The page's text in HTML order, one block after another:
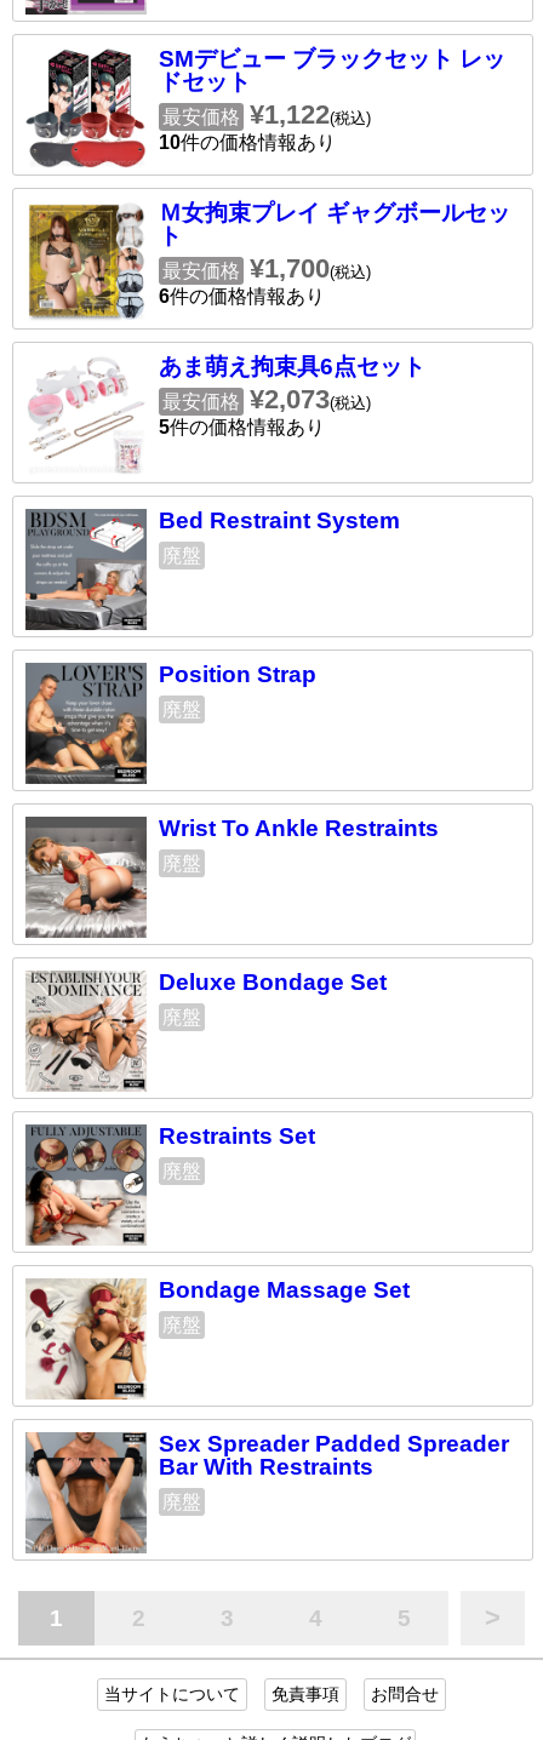
SMデビュー ブラックセット レッ
ドセット
最安価格 ¥1,122(税込)
10件の価格情報あり
Ｍ女拘束プレイ ギャグボールセッ
ト
最安価格 ¥1,700(税込)
6件の価格情報あり
あま萌え拘束具6点セット
最安価格 ¥2,073(税込)
5件の価格情報あり
Bed Restraint System
廃盤
Position Strap
廃盤
Wrist To Ankle Restraints
廃盤
Deluxe Bondage Set
廃盤
Restraints Set
廃盤
Bondage Massage Set
廃盤
Sex Spreader Padded Spreader
Bar With Restraints
廃盤
1 2 3 4 5 >
当サイトについて 免責事項 お問合せ